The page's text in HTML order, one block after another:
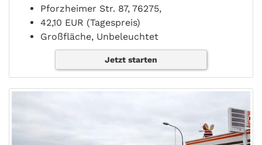
Pforzheimer Str. 87, 76275,
42,10 EUR (Tagespreis)
Großfläche, Unbeleuchtet
Jetzt starten